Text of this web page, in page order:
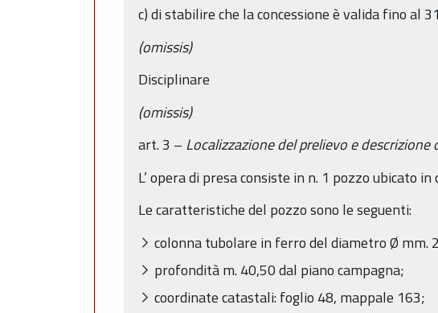
c) di stabilire che la concessione è valida fino al
(omissis)
Disciplinare
(omissis)
art. 3 – Localizzazione del prelievo e
L’ opera di presa consiste in n. 1 pozzo ubicato
Le caratteristiche del pozzo sono le seguenti:
colonna tubolare in ferro del diametro Ø mm.
profondità m. 40,50 dal piano campagna;
coordinate catastali: foglio 48, mappale 163;